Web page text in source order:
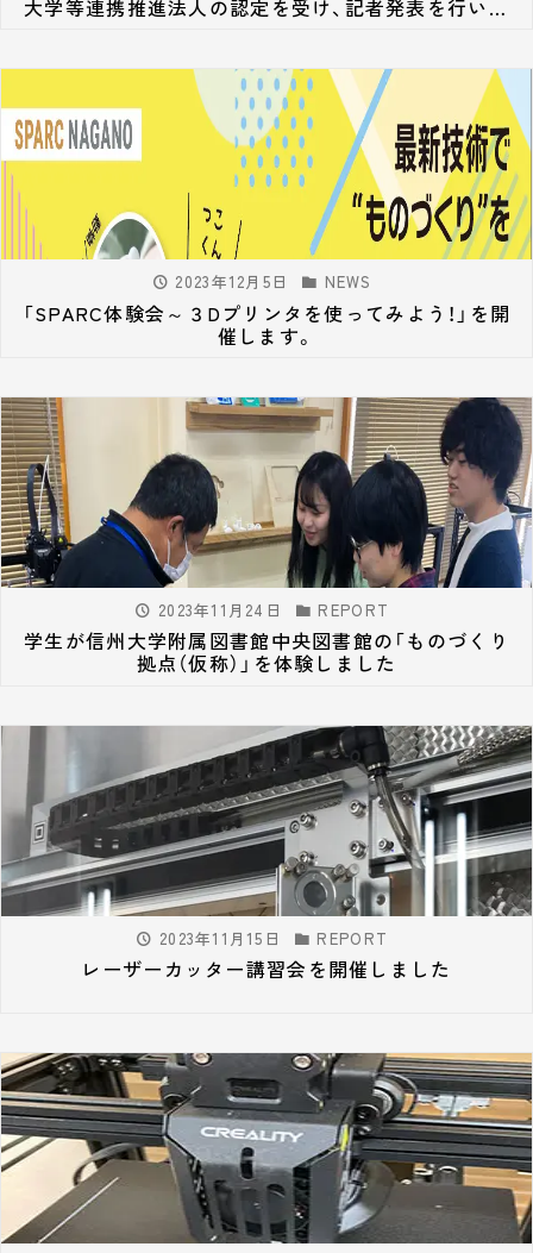
大学等連携推進法人の認定を受け、記者発表を行いま
2023年12月5日 NEWS
「SPARC体験会～３Dプリンタを使ってみよう！」を開
催します。
2023年11月24日 REPORT
学生が信州大学附属図書館中央図書館の「ものづくり
拠点（仮称）」を体験しました
2023年11月15日 REPORT
レーザーカッター講習会を開催しました